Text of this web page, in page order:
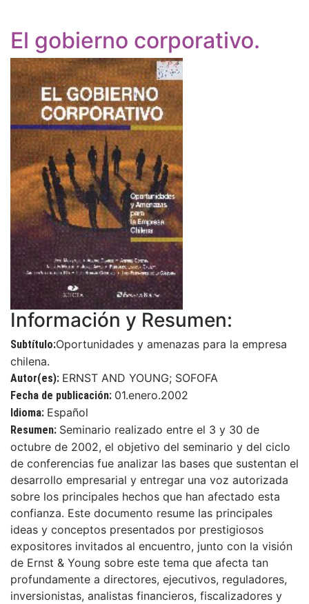
El gobierno corporativo.
Información y Resumen:
Subtítulo:Oportunidades y amenazas para la empresa
chilena.
Autor(es): ERNST AND YOUNG; SOFOFA
Fecha de publicación: 01.enero.2002
Idioma: Español
Resumen: Seminario realizado entre el 3 y 30 de
octubre de 2002, el objetivo del seminario y del ciclo
de conferencias fue analizar las bases que sustentan el
desarrollo empresarial y entregar una voz autorizada
sobre los principales hechos que han afectado esta
confianza. Este documento resume las principales
ideas y conceptos presentados por prestigiosos
expositores invitados al encuentro, junto con la visión
de Ernst & Young sobre este tema que afecta tan
profundamente a directores, ejecutivos, reguladores,
inversionistas, analistas financieros, fiscalizadores y